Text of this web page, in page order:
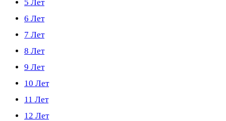
5 Лет
6 Лет
7 Лет
8 Лет
9 Лет
10 Лет
11 Лет
12 Лет